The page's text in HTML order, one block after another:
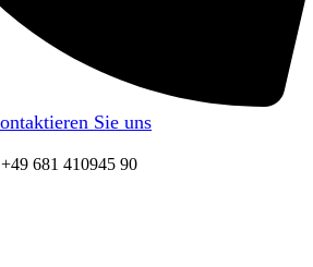
Sie uns
+49 681 410945 90